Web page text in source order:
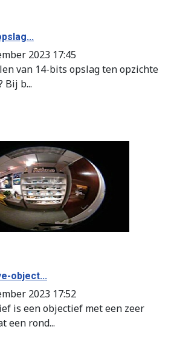
2023 17:45
van 14-bits opslag ten opzichte
Bij b...
object...
2023 17:52
is een objectief met een zeer
een rond...